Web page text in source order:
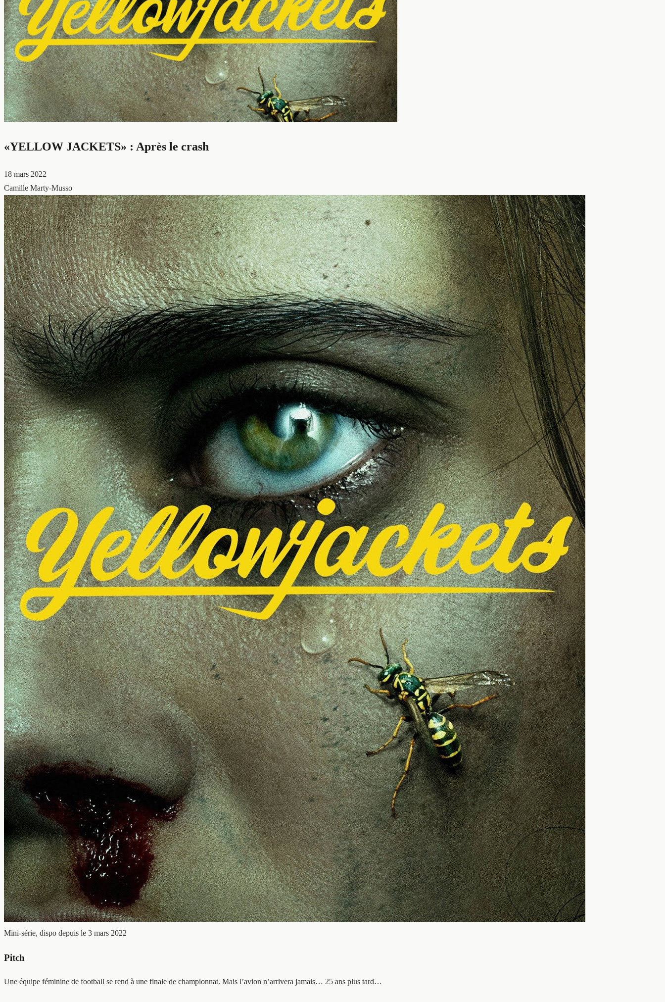
«YELLOW JACKETS» : Après le crash
18 mars 2022
Camille Marty-Musso
Mini-série, dispo depuis le 3 mars 2022
Pitch
Une équipe féminine de football se rend à une finale de championnat. Mais l’avion n’arrivera jamais… 25 ans plus tard…